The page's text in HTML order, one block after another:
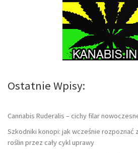
Ostatnie Wpisy:
Cannabis Ruderalis – cichy filar
Szkodniki konopi: jak wcześnie rozpoznać
roślin przez cały cykl uprawy